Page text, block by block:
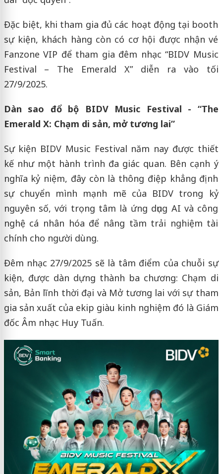
Đặc biệt, khi tham gia đủ các hoạt động tại booth
sự kiện, khách hàng còn có cơ hội được nhận vé
Fanzone VIP để tham gia đêm nhạc “BIDV Music
Festival – The Emerald X” diễn ra vào tối
27/9/2025.
Dàn sao đổ bộ BIDV Music Festival - “The
Emerald X: Chạm di sản, mở tương lai”
Sự kiện BIDV Music Festival năm nay được thiết
kế như một hành trình đa giác quan. Bên cạnh ý
nghĩa kỷ niệm, đây còn là thông điệp khẳng định
sự chuyển mình mạnh mẽ của BIDV trong kỷ
nguyên số, với trọng tâm là ứng dụng AI và công
nghệ cá nhân hóa để nâng tầm trải nghiệm tài
chính cho người dùng.
Đêm nhạc 27/9/2025 sẽ là tâm điểm của chuỗi sự
kiện, được dàn dựng thành ba chương: Chạm di
sản, Bản lĩnh thời đại và Mở tương lai với sự tham
gia sản xuất của ekip giàu kinh nghiệm đó là Giám
đốc Âm nhạc Huy Tuấn.